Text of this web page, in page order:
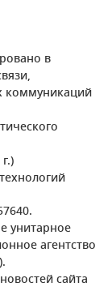
в
коммуникаций
унитарное
агентство
сайта